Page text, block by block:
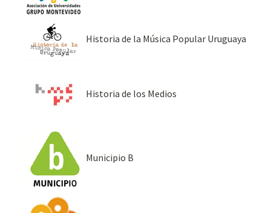
Historia de la Música Popular Uruguaya
Historia de los Medios
Municipio B